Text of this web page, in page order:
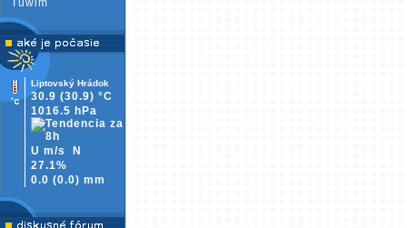
Tuwim
Liptovský Hrádok
30.9 (30.9) °C
1016.5 hPa
U m/s
N
27.1%
0.0 (0.0) mm